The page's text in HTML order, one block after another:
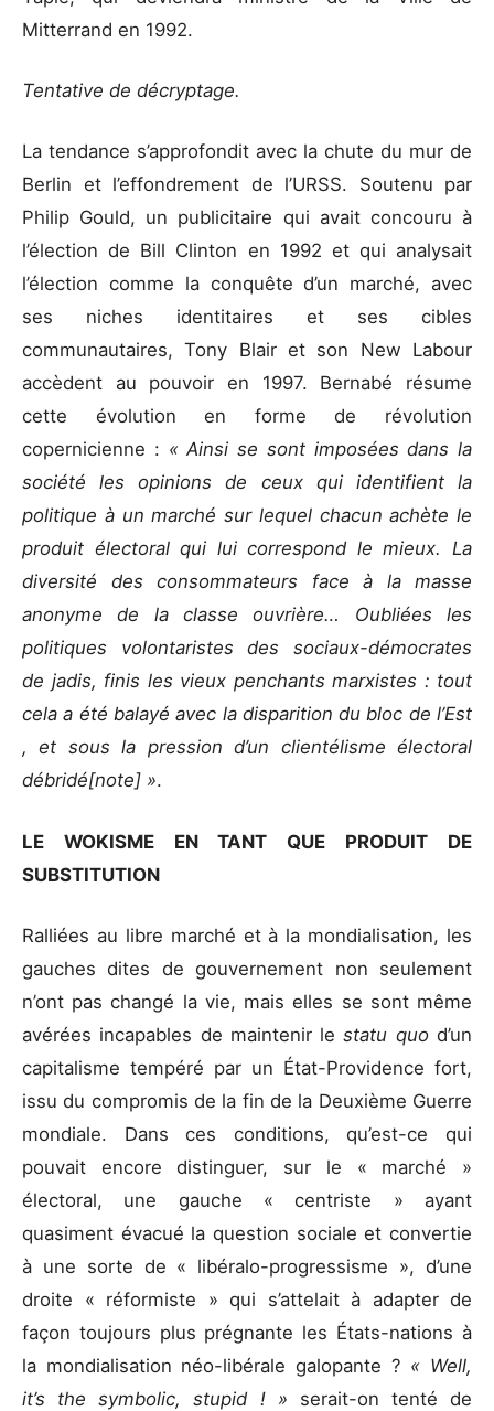
Mitterrand en 1992.
Tentative de décryptage.
La tendance s’approfondit avec la chute du mur de
Berlin et l’effondrement de l’URSS. Soutenu par
Philip Gould, un publicitaire qui avait concouru à
l’élection de Bill Clinton en 1992 et qui analysait
l’élection comme la conquête d’un marché, avec
ses niches identitaires et ses cibles
communautaires, Tony Blair et son New Labour
accèdent au pouvoir en 1997. Bernabé résume
cette évolution en forme de révolution
copernicienne : « Ainsi se sont imposées dans la
société les opinions de ceux qui identifient la
politique à un marché sur lequel chacun achète le
produit électoral qui lui correspond le mieux. La
diversité des consommateurs face à la masse
anonyme de la classe ouvrière… Oubliées les
politiques volontaristes des sociaux-démocrates
de jadis, finis les vieux penchants marxistes : tout
cela a été balayé avec la disparition du bloc de l’Est
, et sous la pression d’un clientélisme électoral
débridé[note] ».
LE WOKISME EN TANT QUE PRODUIT DE
SUBSTITUTION
Ralliées au libre marché et à la mondialisation, les
gauches dites de gouvernement non seulement
n’ont pas changé la vie, mais elles se sont même
avérées incapables de maintenir lestatu quod’un
capitalisme tempéré par un État-Providence fort,
issu du compromis de la fin de la Deuxième Guerre
mondiale. Dans ces conditions, qu’est-ce qui
pouvait encore distinguer, sur le « marché »
électoral, une gauche « centriste » ayant
quasiment évacué la question sociale et convertie
à une sorte de « libéralo-progressisme », d’une
droite « réformiste » qui s’attelait à adapter de
façon toujours plus prégnante les États-nations à
la mondialisation néo-libérale galopante ? « Well,
it’s the symbolic, stupid ! » serait-on tenté de